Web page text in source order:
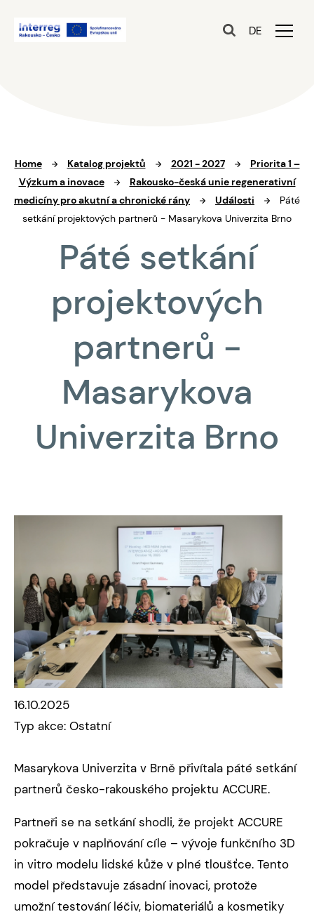
DE
Home Katalog projektů 2021 - 2027
Priorita 1 –
Výzkum a inovace
Rakousko-česká unie regenerativní
medicíny pro akutní a chronické rány
Události
Páté
setkání projektových partnerů - Masarykova Univerzita Brno
Páté setkání
projektových
partnerů -
Masarykova
Univerzita Brno
16.10.2025
Typ akce: Ostatní
Masarykova Univerzita v Brně přivítala páté setkání
partnerů česko-rakouského projektu ACCURE.
Partneři se na setkání shodli, že projekt ACCURE
pokračuje v naplňování cíle – vývoje funkčního 3D
in vitro modelu lidské kůže v plné tloušťce. Tento
model představuje zásadní inovaci, protože
umožní testování léčiv, biomateriálů a kosmetiky